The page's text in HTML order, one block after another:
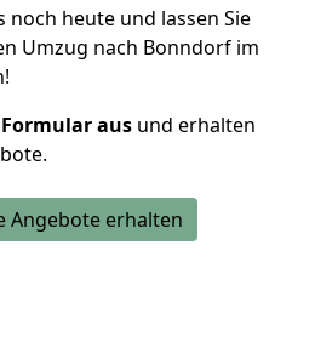
noch heute und lassen Sie
Umzug nach Bonndorf im
aus und erhalten
Angebote erhalten